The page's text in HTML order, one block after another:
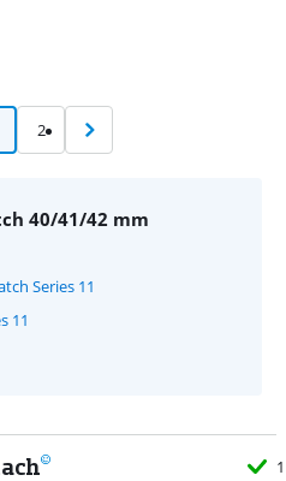
2
40/41/42 mm
Series 11
11